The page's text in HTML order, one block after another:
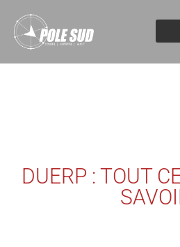
DUERP : TOUT